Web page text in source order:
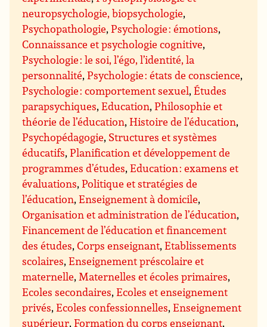
neuropsychologie, biopsychologie,
Psychopathologie,Psychologie : émotions,
Connaissance et psychologie cognitive,
Psychologie : le soi, l’égo, l’identité, la
personnalité,Psychologie : états de conscience,
Psychologie : comportement sexuel,Études
parapsychiques,Education,Philosophie et
théorie de l’éducation,Histoire de l’éducation,
Psychopédagogie, Structures et systèmes
éducatifs,Planification et développement de
programmes d’études,Education : examens et
évaluations,Politique et stratégies de
l’éducation,Enseignement à domicile,
Organisation et administration de l’éducation,
Financement de l’éducation et financement
des études,Corps enseignant,Etablissements
scolaires,Enseignement préscolaire et
maternelle,Maternelles et écoles primaires,
Ecoles secondaires,Ecoles et enseignement
privés,Ecoles confessionnelles,Enseignement
supérieur,Formation du corps enseignant,